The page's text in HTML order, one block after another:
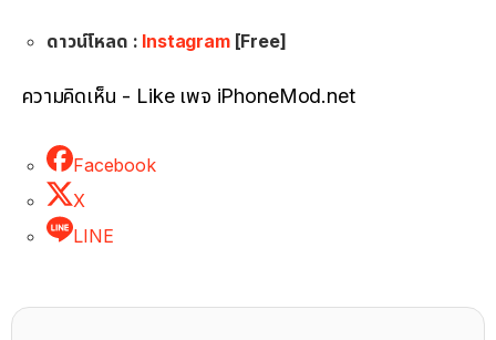
ดาวน์โหลด : Instagram[Free]
ความคิดเห็น - Like เพจ iPhoneMod.net
Facebook
X
LINE